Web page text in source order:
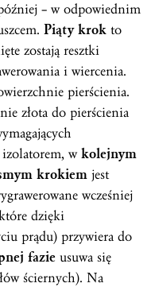
– w odpowiednim
Piąty krok to
zostają resztki
i wiercenia.
pierścienia.
złota do pierścienia
izolatorem, wkolejnym
krokiem jest
wcześniej
dzięki
prądu) przywiera do
fazie usuwa się
ściernych). Na